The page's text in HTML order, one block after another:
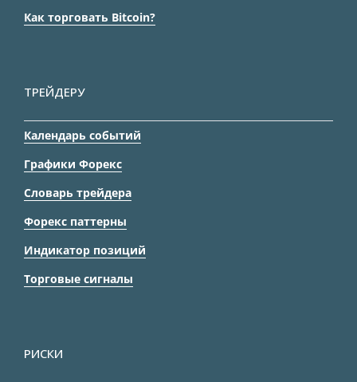
Как торговать Bitcoin?
ТРЕЙДЕРУ
Календарь событий
Графики Форекс
Словарь трейдера
Форекс паттерны
Индикатор позиций
Торговые сигналы
РИСКИ